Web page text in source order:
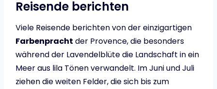
Reisende berichten
Viele Reisende berichten von der einzigartigen
Farbenpracht der Provence, die besonders
während der Lavendelblüte die Landschaft in ein
Meer aus lila Tönen verwandelt. Im Juni und Juli
ziehen die weiten Felder, die sich bis zum